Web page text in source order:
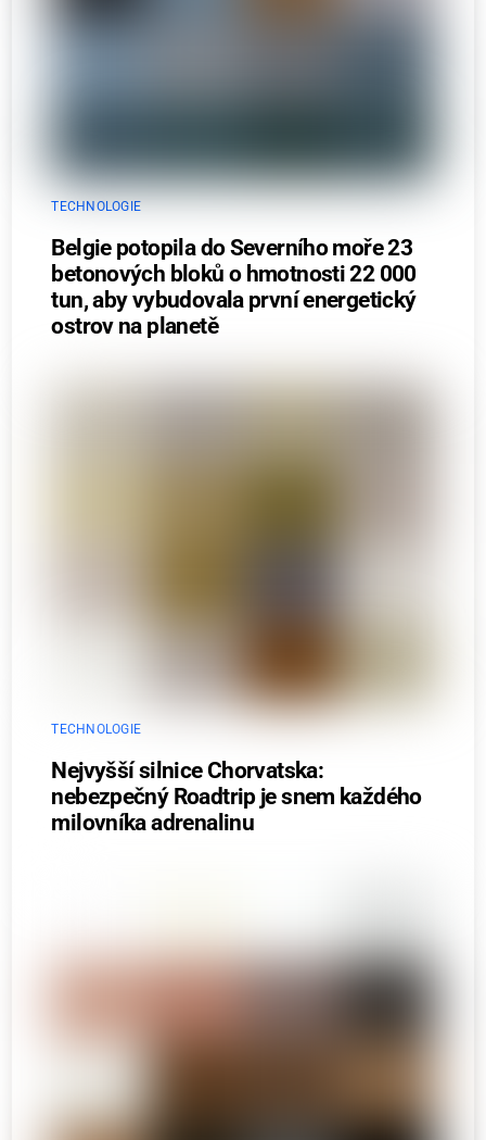
TECHNOLOGIE
Belgie potopila do Severního moře 23
betonových bloků o hmotnosti 22 000
tun, aby vybudovala první energetický
ostrov na planetě
TECHNOLOGIE
Nejvyšší silnice Chorvatska:
nebezpečný Roadtrip je snem každého
milovníka adrenalinu